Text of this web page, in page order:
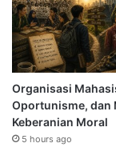
Organisasi
Oportunisme, dan
Keberanian Moral
5 hours ago